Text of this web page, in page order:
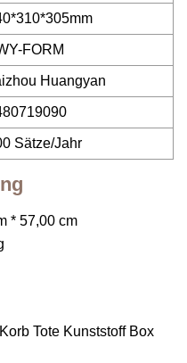
FORM
Huangyan
Sätze/Jahr
* 57,00 cm
Tote Kunststoff Box